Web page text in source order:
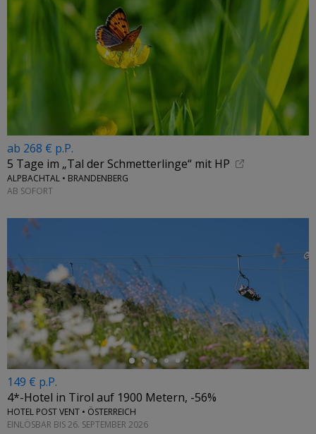
ab 268 € p.P.
5 Tage im „Tal der Schmetterlinge“ mit HP
ALPBACHTAL • BRANDENBERG
AB SOFORT
←
149 € p.P.
4*-Hotel in Tirol auf 1900 Metern, -56%
HOTEL POST VENT • ÖSTERREICH
EINLÖSBAR BIS 26. SEPTEMBER 2026